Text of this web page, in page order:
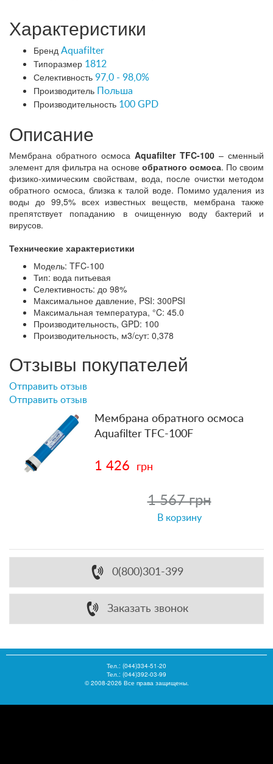
Характеристики
Бренд Aquafilter
Типоразмер 1812
Селективность 97,0 - 98,0%
Производитель Польша
Производительность 100 GPD
Описание
Мембрана обратного осмоса Aquafilter TFC-100 – сменный
элемент для фильтра на основе обратного осмоса. По своим
физико-химическим свойствам, вода, после очистки методом
обратного осмоса, близка к талой воде. Помимо удаления из
воды до 99,5% всех известных веществ, мембрана также
препятствует попаданию в очищенную воду бактерий и
вирусов.
Технические характеристики
Модель: TFC-100
Тип: вода питьевая
Селективность: до 98%
Максимальное давление, PSI: 300PSI
Максимальная температура, °C: 45.0
Производительность, GPD: 100
Производительность, м3/сут: 0,378
Отзывы покупателей
Отправить отзыв
Отправить отзыв
Мембрана обратного осмоса
Aquafilter TFC-100F
1 426 грн
1 567 грн
В корзину
0(800)301-399
Заказать звонок
Тел.: (044)334-51-20
Тел.: (044)392-03-99
© 2008-2026 Все права защищены.